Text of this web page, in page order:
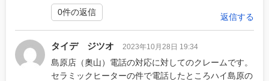
返信する
0件の返信
タイデ ジツオ 2023年10月28日 19:34
島原店（奧山）電話の対応に対してのクレームです。
セラミックヒーターの件で電話したところハイ島原の